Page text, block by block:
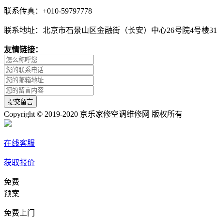
联系传真：+010-59797778
联系地址：北京市石景山区金融街（长安）中心26号院4号楼
友情链接：
Copyright © 2019-2020 京乐家修空调维修网 版权所有
在线客服
获取报价
免费
预案
免费上门